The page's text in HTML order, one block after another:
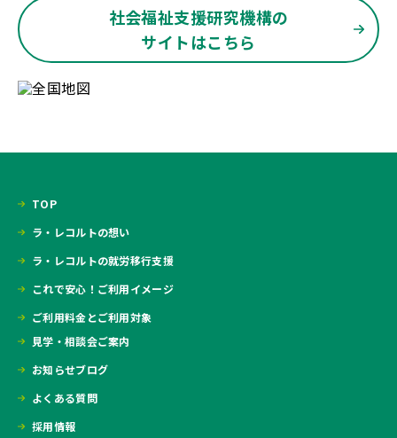
社会福祉支援研究機構の
サイトはこちら
TOP
ラ・レコルトの想い
ラ・レコルトの就労移行支援
これで安心！ご利用イメージ
ご利用料金とご利用対象
見学・相談会ご案内
お知らせブログ
よくある質問
採用情報